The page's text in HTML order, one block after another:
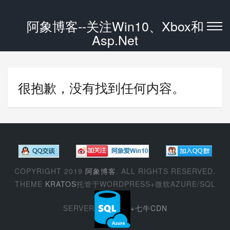
阿象博客--关注Win10、Xbox和
Asp.Net
很抱歉，没有找到任何内容。
COPYRIGHT 2019 阿象博客 . ALL RIGHTS RESERVED.
THEME KRATOS托管于WORDPRESS+微软AZURE/SQL
SERVER +七牛CDN